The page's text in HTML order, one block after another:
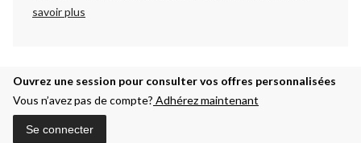
savoir plus
Ouvrez une session pour consulter vos offres personnalisées
Vous n’avez pas de compte? Adhérez maintenant
Se connecter